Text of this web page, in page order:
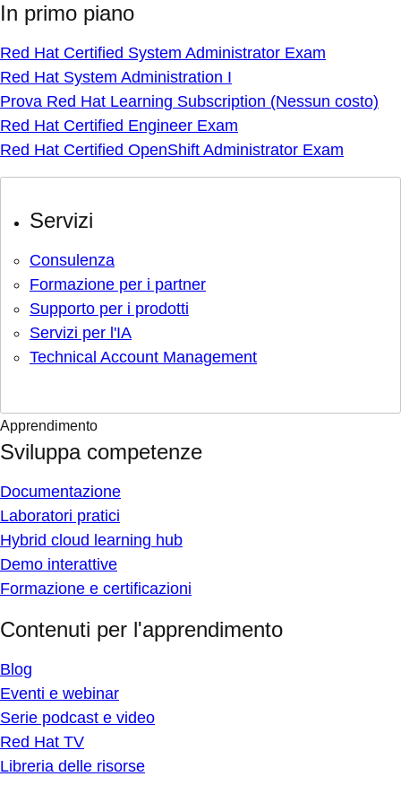
In primo piano
Red Hat Certified System Administrator Exam
Red Hat System Administration I
Prova Red Hat Learning Subscription (Nessun costo)
Red Hat Certified Engineer Exam
Red Hat Certified OpenShift Administrator Exam
Servizi
Consulenza
Formazione per i partner
Supporto per i prodotti
Servizi per l'IA
Technical Account Management
Apprendimento
Sviluppa competenze
Documentazione
Laboratori pratici
Hybrid cloud learning hub
Demo interattive
Formazione e certificazioni
Contenuti per l'apprendimento
Blog
Eventi e webinar
Serie podcast e video
Red Hat TV
Libreria delle risorse